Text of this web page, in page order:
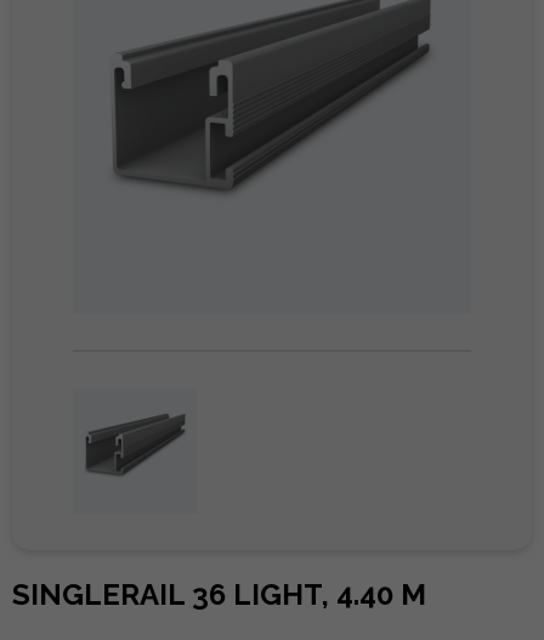
SINGLERAIL 36 LIGHT, 4.40 M